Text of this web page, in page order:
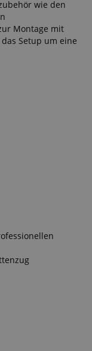
wie den
Montage mit
Setup um eine